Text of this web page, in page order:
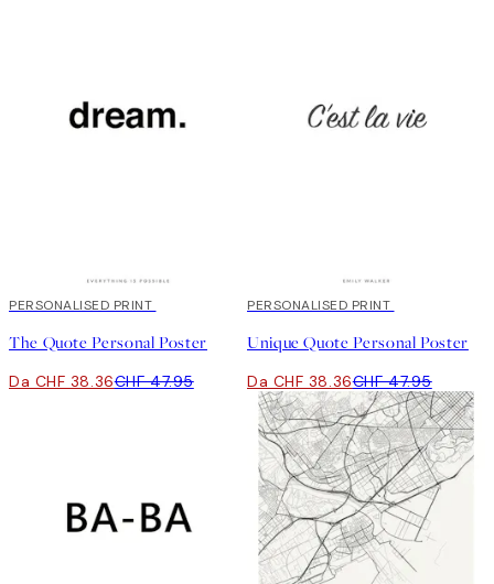
20%*
PERSONALISED PRINT
The Quote Personal Poster
Da CHF 38.36CHF 47.95
20%*
PERSONALISED PRINT
Unique Quote Personal Poster
Da CHF 38.36CHF 47.95